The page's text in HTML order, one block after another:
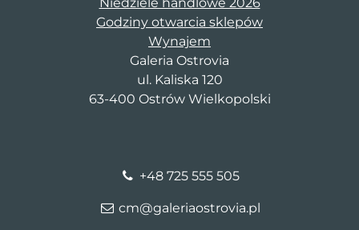
Niedziele handlowe 2026
Godziny otwarcia sklepów
Wynajem
Galeria Ostrovia
ul. Kaliska 120
63-400 Ostrów Wielkopolski
+48 725 555 505
cm@galeriaostrovia.pl